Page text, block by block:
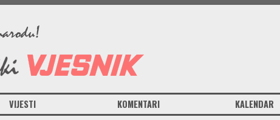
VIJESTI KOMENTARI KALENDAR